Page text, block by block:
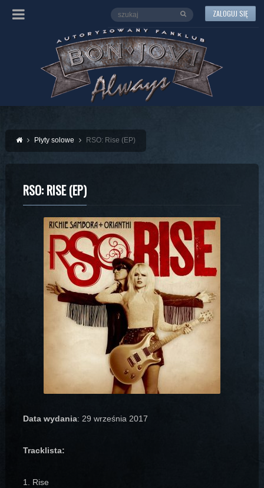
ZALOGUJ SIĘ
Płyty solowe RSO: Rise (EP)
RSO: RISE (EP)
Data wydania: 29 września 2017
Tracklista:
1. Rise